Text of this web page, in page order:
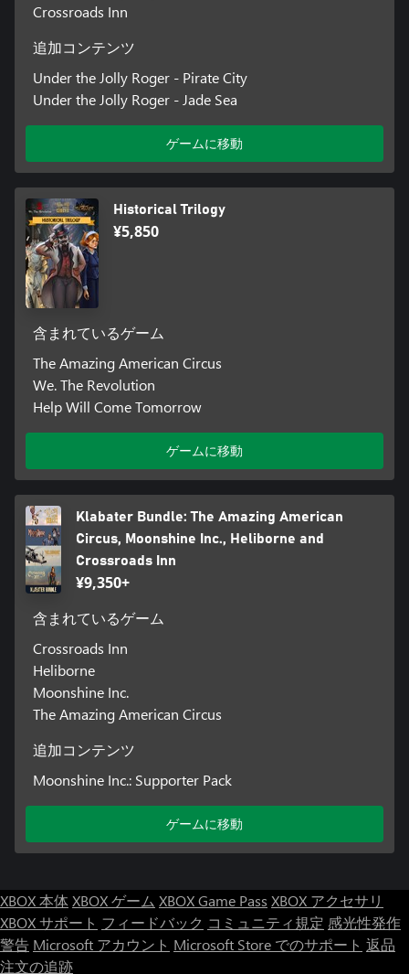
Crossroads Inn
追加コンテンツ
Under the Jolly Roger - Pirate City
Under the Jolly Roger - Jade Sea
ゲームに移動
Historical Trilogy
¥5,850
含まれているゲーム
The Amazing American Circus
We. The Revolution
Help Will Come Tomorrow
ゲームに移動
Klabater Bundle: The Amazing American
Circus, Moonshine Inc., Heliborne and
Crossroads Inn
¥9,350+
含まれているゲーム
Crossroads Inn
Heliborne
Moonshine Inc.
The Amazing American Circus
追加コンテンツ
Moonshine Inc.: Supporter Pack
ゲームに移動
XBOX 本体XBOX ゲーム XBOX Game Pass XBOX アクセサリ
XBOX サポート フィードバック コミュニティ規定 感光性発作
警告 Microsoft アカウント Microsoft Store でのサポート 返品
注文の追跡